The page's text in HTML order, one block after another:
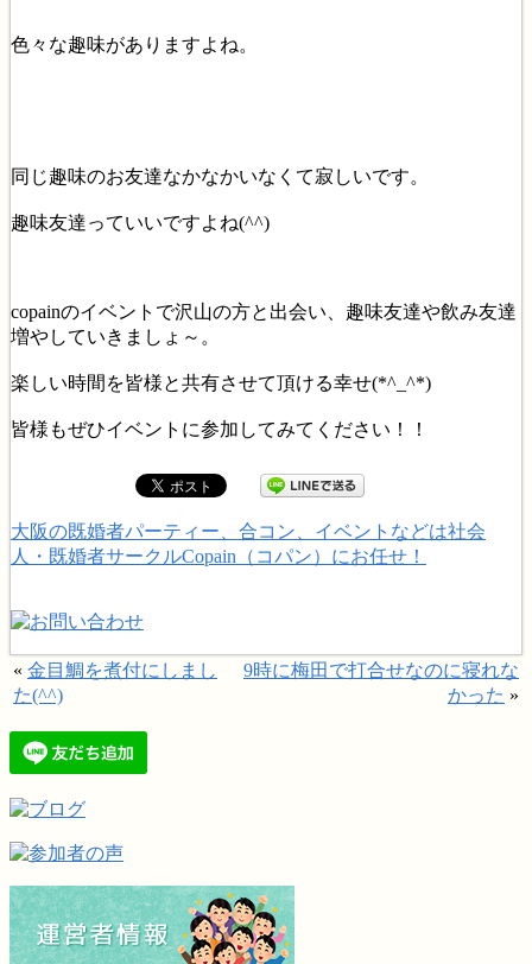
色々な趣味がありますよね。
同じ趣味のお友達なかなかいなくて寂しいです。
趣味友達っていいですよね(^^)
copainのイベントで沢山の方と出会い、趣味友達や飲み友達
増やしていきましょ～。
楽しい時間を皆様と共有させて頂ける幸せ(*^_^*)
皆様もぜひイベントに参加してみてください！！
大阪の既婚者パーティー、合コン、イベントなどは社会
人・既婚者サークルCopain（コパン）にお任せ！
« 金目鯛を煮付にしまし
た(^^)
9時に梅田で打合せなのに寝れな
かった »